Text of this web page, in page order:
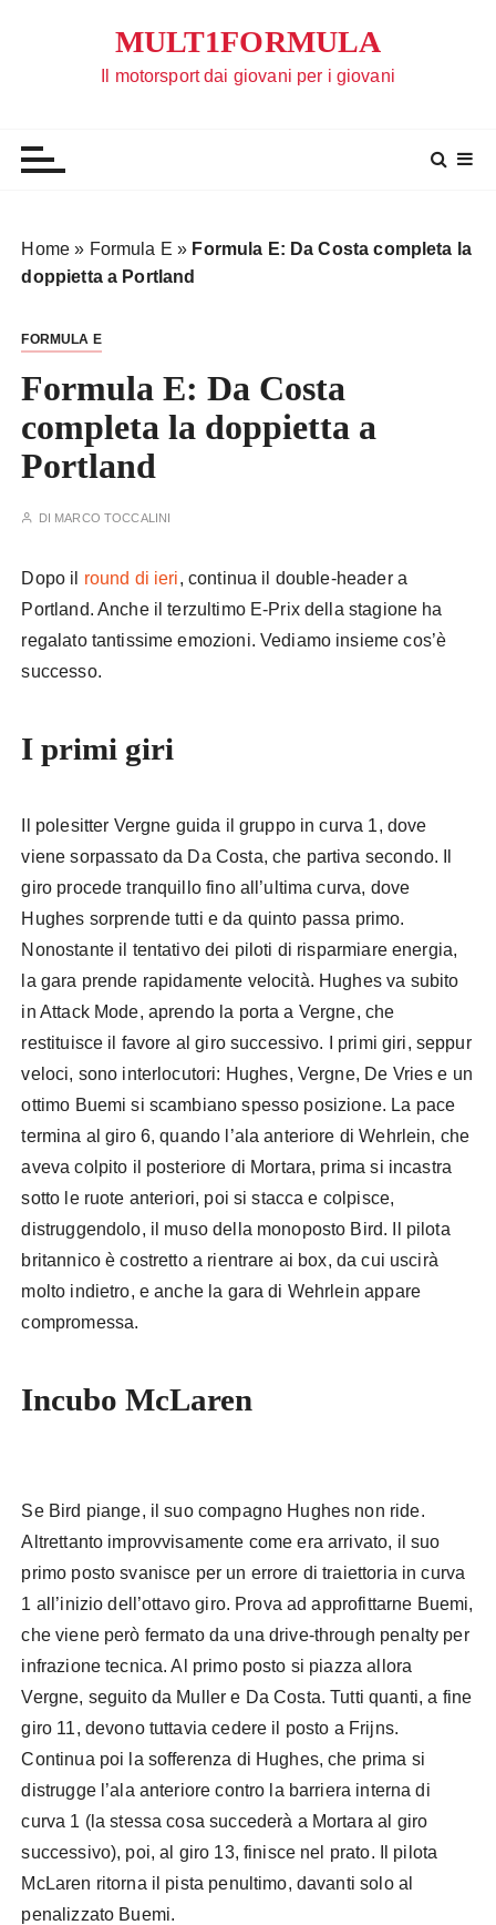
MULT1FORMULA
Il motorsport dai giovani per i giovani
Home » Formula E » Formula E: Da Costa completa la
doppietta a Portland
FORMULA E
Formula E: Da Costa
completa la doppietta a
Portland
DI MARCO TOCCALINI
Dopo il round di ieri, continua il double-header a
Portland. Anche il terzultimo E-Prix della stagione ha
regalato tantissime emozioni. Vediamo insieme cos’è
successo.
I primi giri
Il polesitter Vergne guida il gruppo in curva 1, dove
viene sorpassato da Da Costa, che partiva secondo. Il
giro procede tranquillo fino all’ultima curva, dove
Hughes sorprende tutti e da quinto passa primo.
Nonostante il tentativo dei piloti di risparmiare energia,
la gara prende rapidamente velocità. Hughes va subito
in Attack Mode, aprendo la porta a Vergne, che
restituisce il favore al giro successivo. I primi giri, seppur
veloci, sono interlocutori: Hughes, Vergne, De Vries e un
ottimo Buemi si scambiano spesso posizione. La pace
termina al giro 6, quando l’ala anteriore di Wehrlein, che
aveva colpito il posteriore di Mortara, prima si incastra
sotto le ruote anteriori, poi si stacca e colpisce,
distruggendolo, il muso della monoposto Bird. Il pilota
britannico è costretto a rientrare ai box, da cui uscirà
molto indietro, e anche la gara di Wehrlein appare
compromessa.
Incubo McLaren
Se Bird piange, il suo compagno Hughes non ride.
Altrettanto improvvisamente come era arrivato, il suo
primo posto svanisce per un errore di traiettoria in curva
1 all’inizio dell’ottavo giro. Prova ad approfittarne Buemi,
che viene però fermato da una drive-through penalty per
infrazione tecnica. Al primo posto si piazza allora
Vergne, seguito da Muller e Da Costa. Tutti quanti, a fine
giro 11, devono tuttavia cedere il posto a Frijns.
Continua poi la sofferenza di Hughes, che prima si
distrugge l’ala anteriore contro la barriera interna di
curva 1 (la stessa cosa succederà a Mortara al giro
successivo), poi, al giro 13, finisce nel prato. Il pilota
McLaren ritorna il pista penultimo, davanti solo al
penalizzato Buemi.